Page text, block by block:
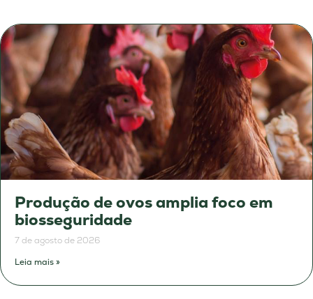
Produção de ovos amplia foco em
biosseguridade
7 de agosto de 2026
Leia mais »